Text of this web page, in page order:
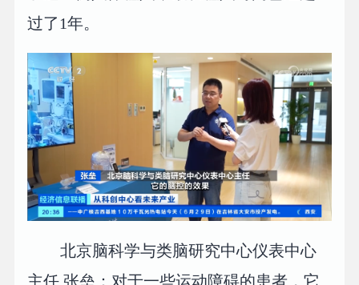
过了1年。
北京脑科学与类脑研究中心仪表中心
主任 张垒：对于一些运动障碍的患者，它